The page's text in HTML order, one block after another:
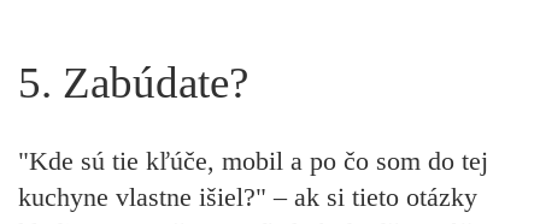
5. Zabúdate?
"Kde sú tie kľúče, mobil a po čo som do tej
kuchyne vlastne išiel?" – ak si tieto otázky